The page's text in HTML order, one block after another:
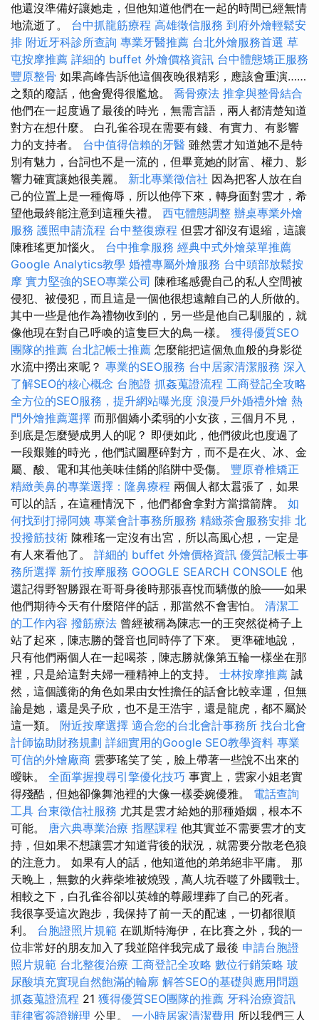
他還沒準備好讓她走，但他知道他們在一起的時間已經無情
地流逝了。 台中抓龍筋療程 高雄徵信服務 到府外燴輕鬆安
排 附近牙科診所查詢 專業牙醫推薦 台北外燴服務首選 草
屯按摩推薦 詳細的 buffet 外燴價格資訊 台中體態矯正服務
豐原整骨 如果高峰告訴他這個夜晚很精彩，應該會重演……
之類的廢話，他會覺得很尷尬。 喬骨療法 推拿與整骨結合
他們在一起度過了最後的時光，無需言語，兩人都清楚知道
對方在想什麼。 白孔雀谷現在需要有錢、有實力、有影響
力的支持者。 台中值得信賴的牙醫 雖然雲才知道她不是特
別有魅力，台詞也不是一流的，但畢竟她的財富、權力、影
響力確實讓她很美麗。 新北專業徵信社 因為把客人放在自
己的位置上是一種侮辱，所以他停下來，轉身面對雲才，希
望他最終能注意到這種失禮。 西屯體態調整 辦桌專業外燴
服務 護照申請流程 台中整復療程 但雲才卻沒有退縮，這讓
陳稚瑤更加惱火。 台中推拿服務 經典中式外燴菜單推薦
Google Analytics教學 婚禮專屬外燴服務 台中頭部放鬆按
摩 實力堅強的SEO專業公司 陳稚瑤感覺自己的私人空間被
侵犯、被侵犯，而且這是一個他很想遠離自己的人所做的。
其中一些是他作為禮物收到的，另一些是他自己馴服的，就
像他現在對自己呼喚的這隻巨大的鳥一樣。 獲得優質SEO
團隊的推薦 台北記帳士推薦 怎麼能把這個魚血般的身影從
水流中撈出來呢？ 專業的SEO服務 台中居家清潔服務 深入
了解SEO的核心概念 台胞證 抓姦蒐證流程 工商登記全攻略
全方位的SEO服務，提升網站曝光度 浪漫戶外婚禮外燴 熱
門外燴推薦選擇 而那個嬌小柔弱的小女孩，三個月不見，
到底是怎麼變成男人的呢？ 即便如此，他們彼此也度過了
一段艱難的時光，他們試圖壓碎對方，而不是在火、冰、金
屬、酸、電和其他美味佳餚的陷阱中受傷。 豐原脊椎矯正
精緻美鼻的專業選擇：隆鼻療程 兩個人都太囂張了，如果
可以的話，在這種情況下，他們都會拿對方當擋箭牌。 如
何找到打掃阿姨 專業會計事務所服務 精緻茶會服務安排 北
投撥筋技術 陳稚瑤一定沒有出宮，所以高風心想，一定是
有人來看他了。 詳細的 buffet 外燴價格資訊 優質記帳士事
務所選擇 新竹按摩服務 GOOGLE SEARCH CONSOLE 他
還記得野智勝跟在哥哥身後時那張喜悅而驕傲的臉——如果
他們期待今天有什麼陪伴的話，那當然不會害怕。 清潔工
的工作內容 撥筋療法 曾經被稱為陳志一的王突然從椅子上
站了起來，陳志勝的聲音也同時停了下來。 更準確地說，
只有他們兩個人在一起喝茶，陳志勝就像第五輪一樣坐在那
裡，只是給這對夫婦一種精神上的支持。 士林按摩推薦 誠
然，這個護衛的角色如果由女性擔任的話會比較幸運，但無
論是她，還是吳子欣，也不是王浩宇，還是龍虎，都不屬於
這一類。 附近按摩選擇 適合您的台北會計事務所 找台北會
計師協助財務規劃 詳細實用的Google SEO教學資料 專業
可信的外燴廠商 雲夢瑤笑了笑，臉上帶著一些說不出來的
曖昧。 全面掌握搜尋引擎優化技巧 事實上，雲家小姐老實
得殘酷，但她卻像舞池裡的大像一樣委婉優雅。 電話查詢
工具 台東徵信社服務 尤其是雲才給她的那種婚姻，根本不
可能。 唐六典專業治療 指壓課程 他其實並不需要雲才的支
持，但如果不想讓雲才知道背後的狀況，就需要分散老色狼
的注意力。 如果有人的話，他知道他的弟弟絕非平庸。 那
天晚上，無數的火葬柴堆被燒毀，萬人坑吞噬了外國戰士。
相較之下，白孔雀谷卻以英雄的尊嚴埋葬了自己的死者。
我很享受這次跑步，我保持了前一天的配速，一切都很順
利。 台胞證照片規範 在凱斯特海伊，在比賽之外，我的一
位非常好的朋友加入了我並陪伴我完成了最後 申請台胞證
照片規範 台北整復治療 工商登記全攻略 數位行銷策略 玻
尿酸填充實現自然飽滿的輪廓 解答SEO的基礎與應用問題
抓姦蒐證流程 21 獲得優質SEO團隊的推薦 牙科治療資訊
菲律賓簽證辦理 公里。 一小時居家清潔費用 所以我們三人